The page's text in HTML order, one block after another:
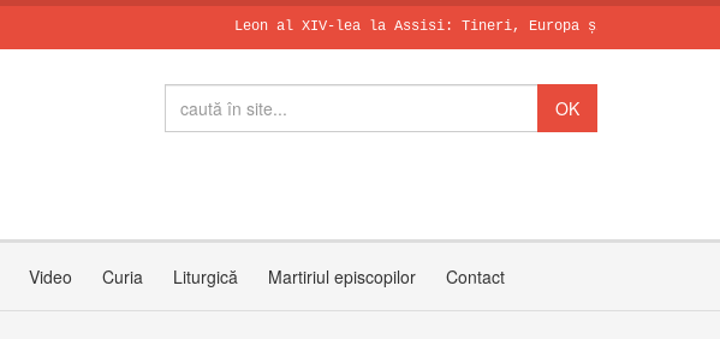
Leon al XIV-lea la Assisi: Tineri, Europa și întreaga lume
SCHIMBAREA LA
Zâmbetul
50 de ani de
Video Curia Liturgică Martiriul episcopilor Contact